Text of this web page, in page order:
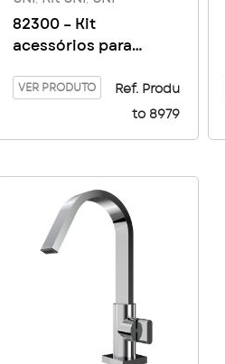
82300 – Kit
acessórios para
Carbon
VER PRODUTO
Ref. Produ
to 8979